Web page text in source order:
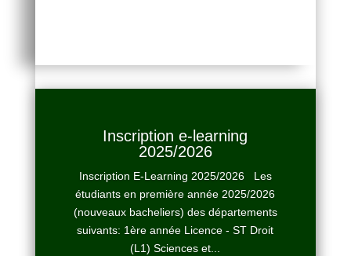
Inscription e-learning
2025/2026
Inscription E-Learning 2025/2026 Les
étudiants en première année 2025/2026
(nouveaux bacheliers) des départements
suivants: 1ère année Licence - ST Droit
(L1) Sciences et...